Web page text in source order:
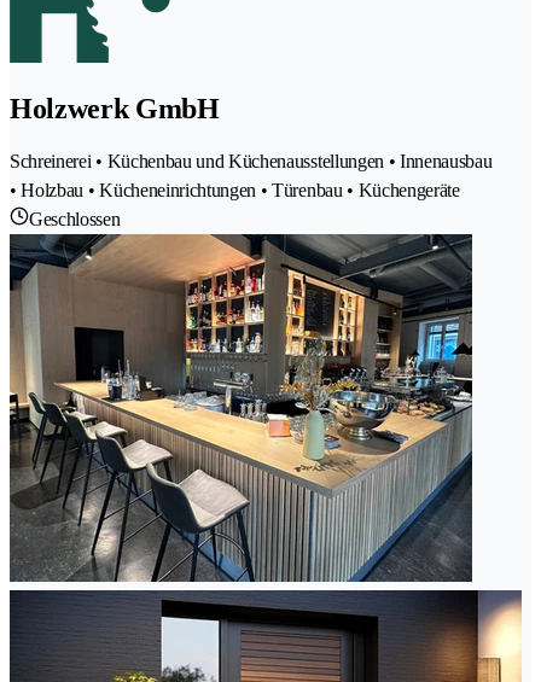
Holzwerk GmbH
Schreinerei • Küchenbau und Küchenausstellungen • Innenausbau
• Holzbau • Kücheneinrichtungen • Türenbau • Küchengeräte
Geschlossen